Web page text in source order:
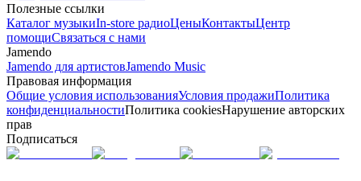
Полезные ссылки
Каталог музыкиIn-store радиоЦеныКонтактыЦентр
помощиСвязаться с нами
Jamendo
Jamendo для артистовJamendo Music
Правовая информация
Общие условия использованияУсловия продажиПолитика
конфиденциальностиПолитика cookiesНарушение авторских
прав
Подписаться